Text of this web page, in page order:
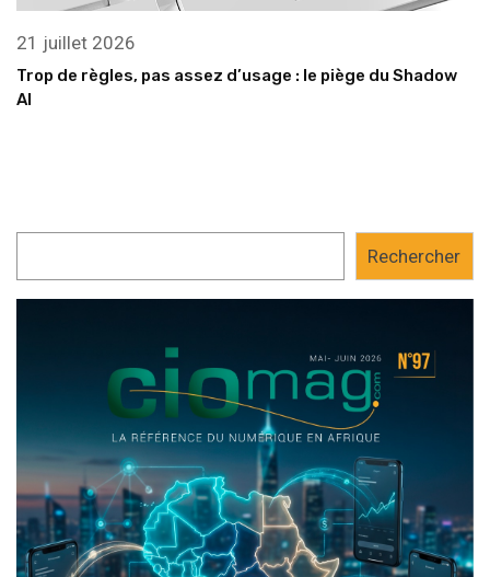
21 juillet 2026
Trop de règles, pas assez d’usage : le piège du Shadow
AI
Rechercher